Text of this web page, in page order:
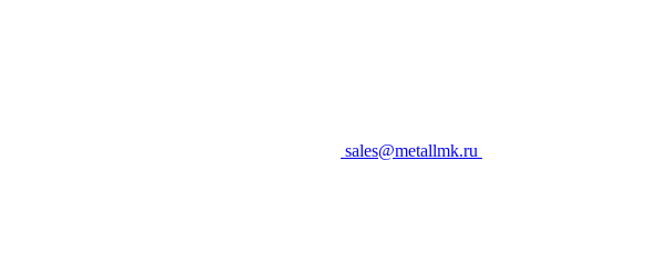
sales@metallmk.ru